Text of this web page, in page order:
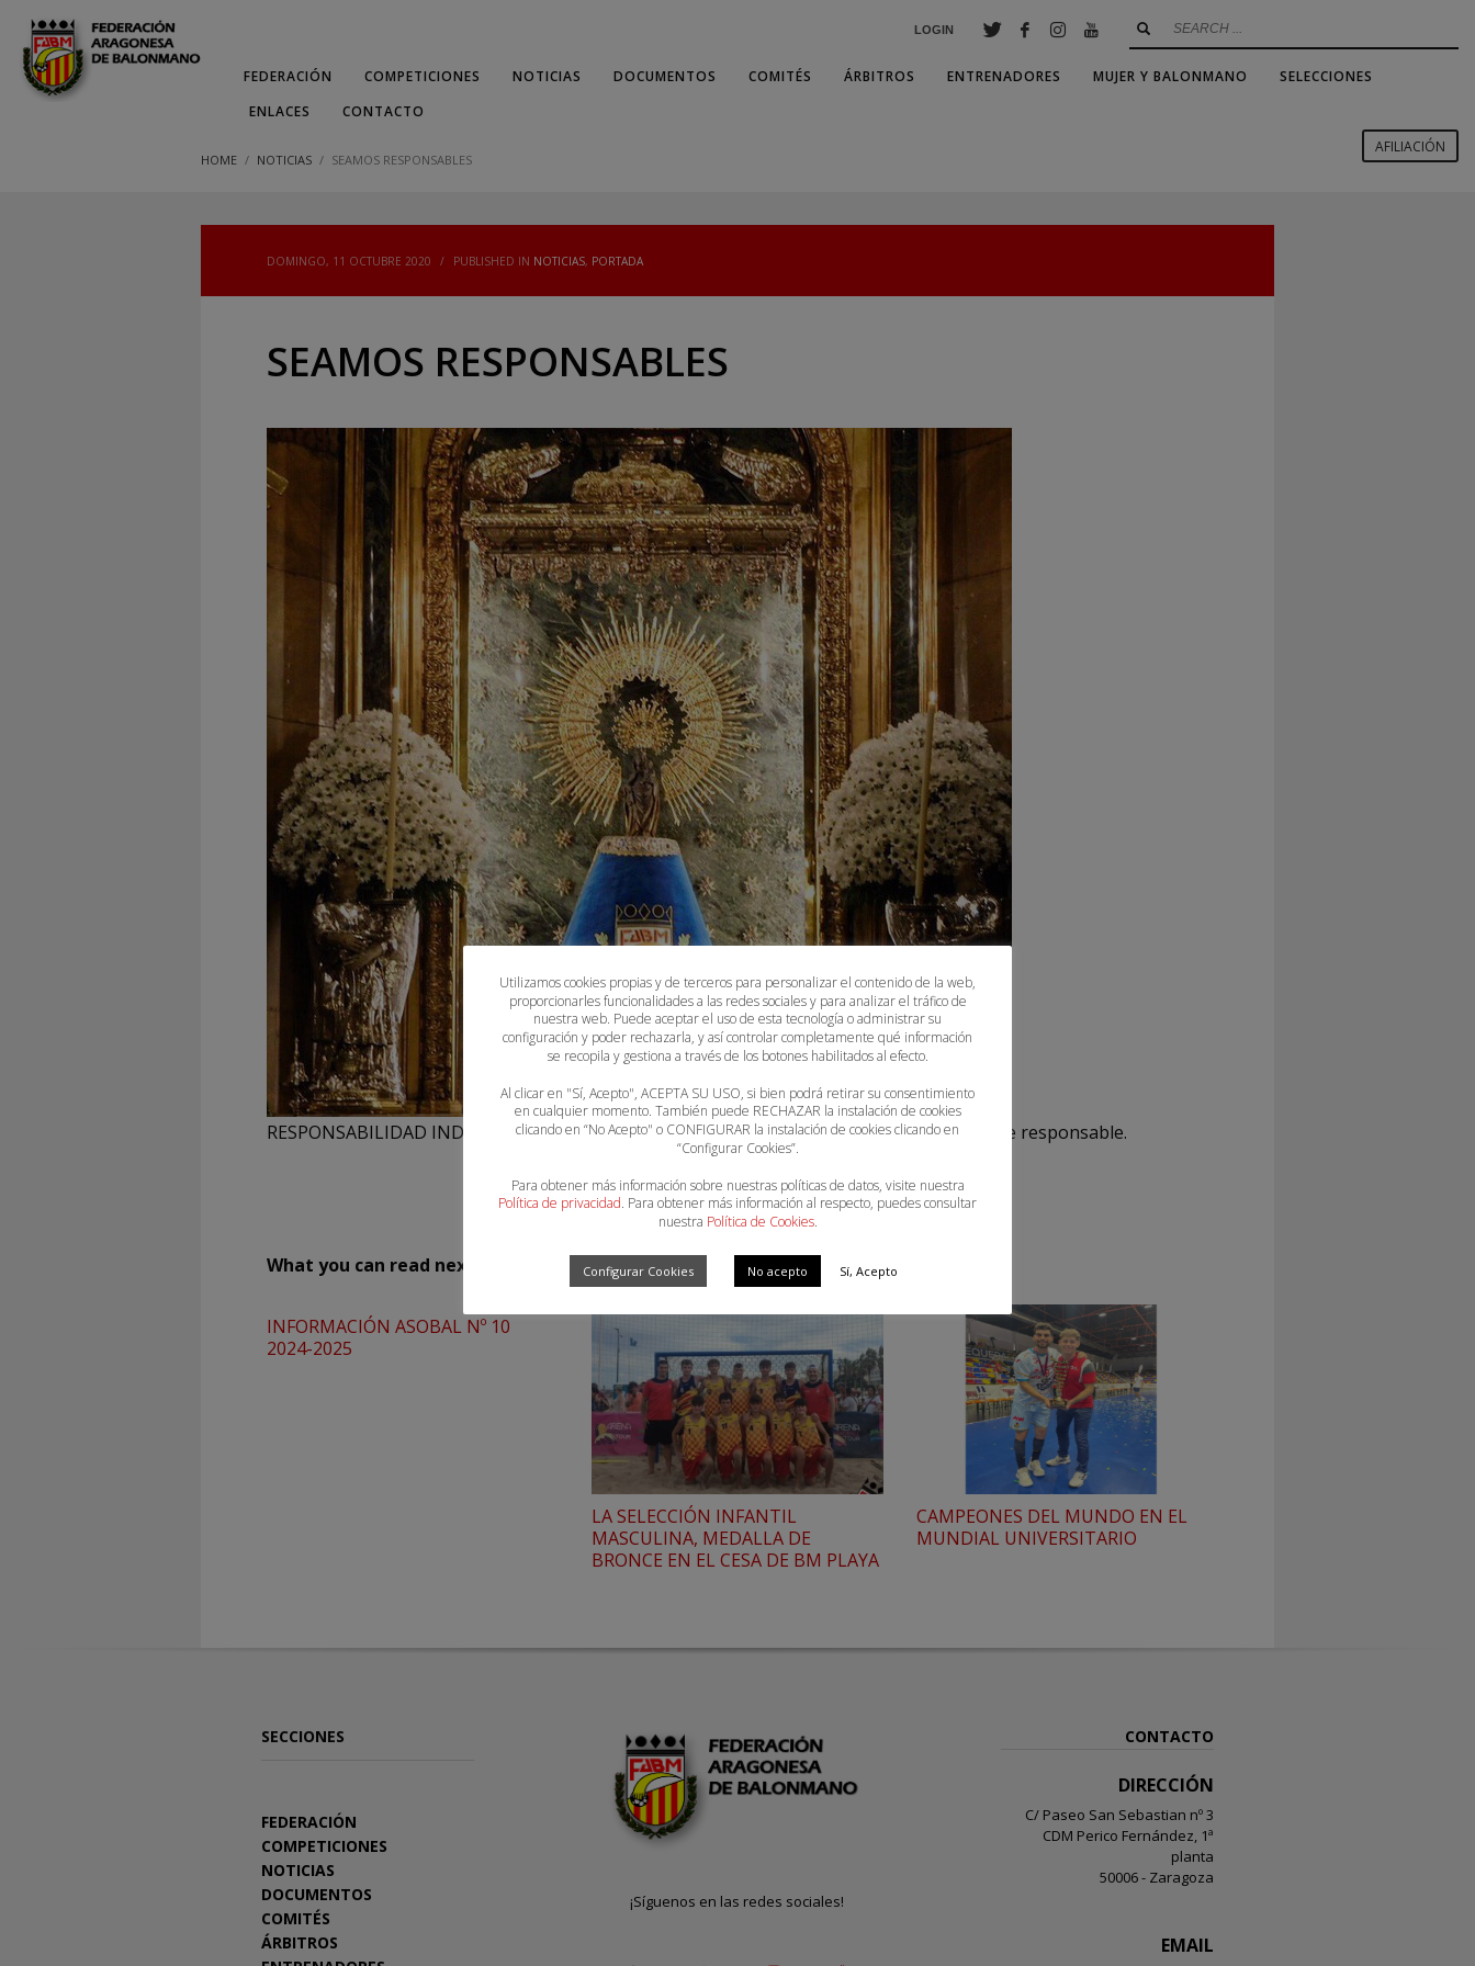
LOGIN
FEDERACIÓN COMPETICIONES NOTICIAS DOCUMENTOS COMITÉS ÁRBITROS ENTRENADORES MUJER Y BALONMANO
SELECCIONES
ENLACES
CONTACTO
AFILIACIÓN
HOME NOTICIAS SEAMOS RESPONSABLES
DOMINGO, 11 OCTUBRE 2020 / PUBLISHED IN NOTICIAS, PORTADA
SEAMOS RESPONSABLES
RESPONSABILIDAD INDIVIDUAL Y COLECTIVA. Para que podamos seguir hacia adelante, se responsable.
What you can read next
INFORMACIÓN ASOBAL Nº 10
2024-2025
LA SELECCIÓN INFANTIL
MASCULINA, MEDALLA DE
BRONCE EN EL CESA DE BM PLAYA
CAMPEONES DEL MUNDO EN EL
MUNDIAL UNIVERSITARIO
SECCIONES
FEDERACIÓN
COMPETICIONES
NOTICIAS
DOCUMENTOS
COMITÉS
ÁRBITROS
¡Síguenos en las redes sociales!
CONTACTO
DIRECCIÓN
C/ Paseo San Sebastian nº 3
CDM Perico Fernández, 1ª
planta
50006 - Zaragoza
EMAIL
Utilizamos cookies propias y de terceros para personalizar el contenido de la web,
proporcionarles funcionalidades a las redes sociales y para analizar el tráfico de
nuestra web. Puede aceptar el uso de esta tecnología o administrar su
configuración y poder rechazarla, y así controlar completamente qué información
se recopila y gestiona a través de los botones habilitados al efecto.
Al clicar en "Sí, Acepto", ACEPTA SU USO, si bien podrá retirar su consentimiento
en cualquier momento. También puede RECHAZAR la instalación de cookies
clicando en “No Acepto" o CONFIGURAR la instalación de cookies clicando en
“Configurar Cookies”.
Para obtener más información sobre nuestras políticas de datos, visite nuestra
Política de privacidad. Para obtener más información al respecto, puedes consultar
nuestra Política de Cookies.
Configurar Cookies No acepto Sí, Acepto